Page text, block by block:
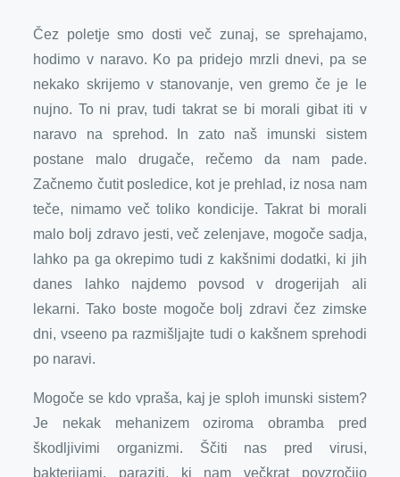
Čez poletje smo dosti več zunaj, se sprehajamo,
hodimo v naravo. Ko pa pridejo mrzli dnevi, pa se
nekako skrijemo v stanovanje, ven gremo če je le
nujno. To ni prav, tudi takrat se bi morali gibat iti v
naravo na sprehod. In zato naš imunski sistem
postane malo drugače, rečemo da nam pade.
Začnemo čutit posledice, kot je prehlad, iz nosa nam
teče, nimamo več toliko kondicije. Takrat bi morali
malo bolj zdravo jesti, več zelenjave, mogoče sadja,
lahko pa ga okrepimo tudi z kakšnimi dodatki, ki jih
danes lahko najdemo povsod v drogerijah ali
lekarni. Tako boste mogoče bolj zdravi čez zimske
dni, vseeno pa razmišljajte tudi o kakšnem sprehodi
po naravi.
Mogoče se kdo vpraša, kaj je sploh imunski sistem?
Je nekak mehanizem oziroma obramba pred
škodljivimi organizmi. Ščiti nas pred virusi,
bakterijami, paraziti, ki nam večkrat povzročijo